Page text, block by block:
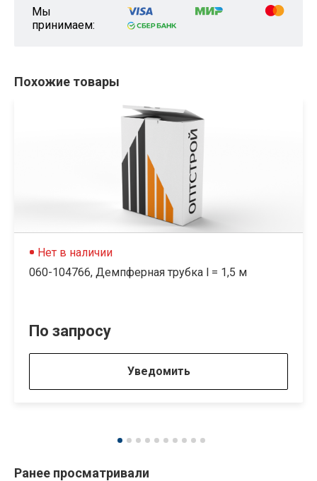
Мы
принимаем:
Похожие товары
Нет в наличии
060-104766, Демпферная трубка l = 1,5 м
По запросу
Уведомить
Ранее просматривали